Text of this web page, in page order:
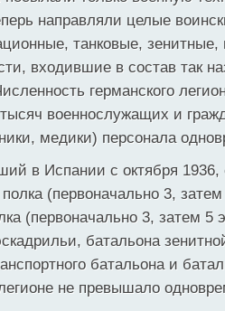
направляли целые
танковые, зенитные,
входившие в состав так
германского
военнослужащих и
медики) персонала
в Испании с октября 1936,
(первоначально 3,
(первоначально 3, затем 5
батальона
батальона и
не превышало